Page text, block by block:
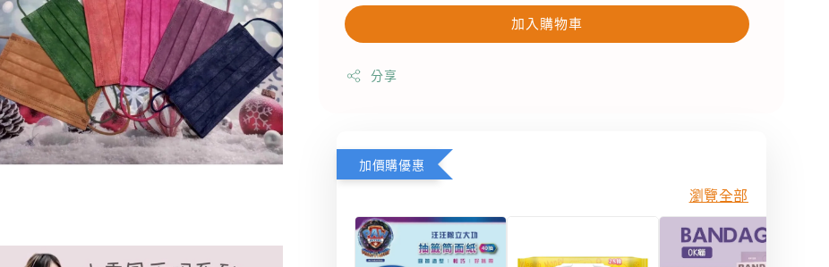
加入購物車
分享
加價購優惠
瀏覽全部